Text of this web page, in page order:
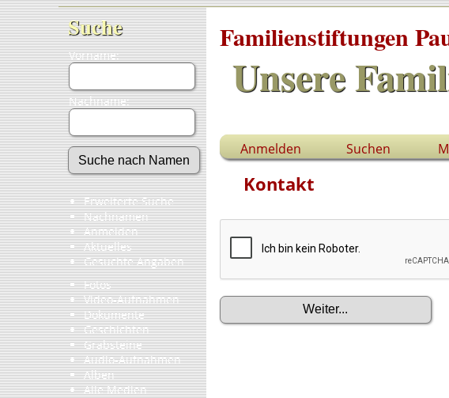
Suche
Vorname:
Nachname:
Erweiterte Suche
Nachnamen
Anmelden
Aktuelles
Gesuchte Angaben
Fotos
Video-Aufnahmen
Dokumente
Geschichten
Grabsteine
Audio-Aufnahmen
Alben
Alle Medien
Familienstiftungen
Unsere
Anmelden Suchen
Kontakt